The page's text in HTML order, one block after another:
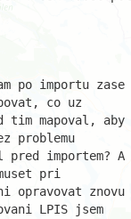
po importu
co uz
tim mapoval, aby
problemu
pred importem?
pri
opravovat znovu
LPIS jsem